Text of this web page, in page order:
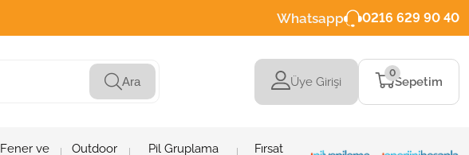
Whatsapp 0216 629 90 40
Ara Üye Girişi Sepetim
0
Fener ve
Outdoor
Pil Gruplama
Fırsat